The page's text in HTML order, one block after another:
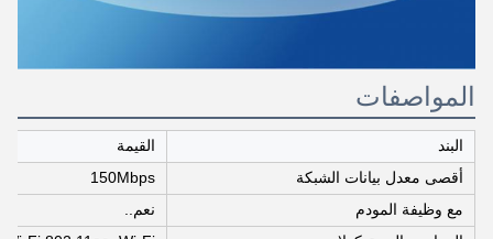
المواصفات
البند
القيمة
أقصى معدل بيانات الشبكة
150Mbps
مع وظيفة المودم
نعم..